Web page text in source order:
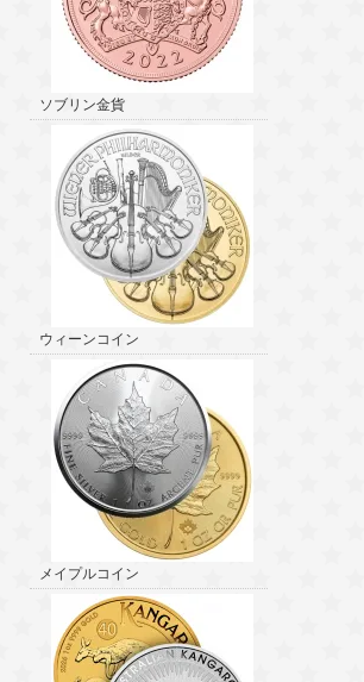
ソブリン金貨
ウィーンコイン
メイプルコイン